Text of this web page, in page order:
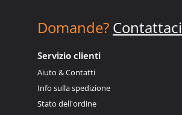
Domande? Contattaci
Servizio clienti
Aiuto & Contatti
Info sulla spedizione
Stato dell'ordine